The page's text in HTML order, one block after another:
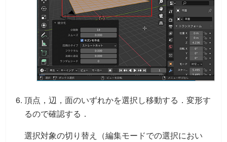
頂点，辺，面のいずれかを選択し移動する．変形す
るので確認する．
選択対象の切り替え（編集モードでの選択におい